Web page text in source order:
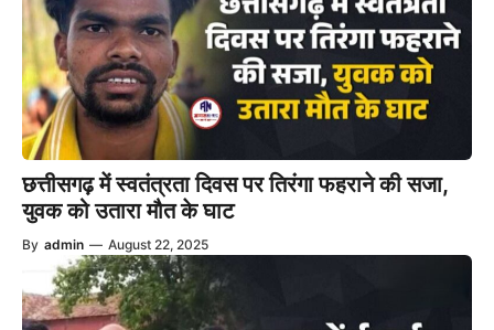
छत्तीसगढ़ में स्वतंत्रता दिवस पर तिरंगा फहराने की सजा,
युवक को उतारा मौत के घाट
By admin — August 22, 2025